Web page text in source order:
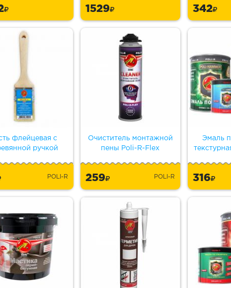
1529 342
флейцевая с
ручкой
POLI-R
Очиститель монтажной
пены Poli-R-Flex
259 POLI-R
Эмаль
316